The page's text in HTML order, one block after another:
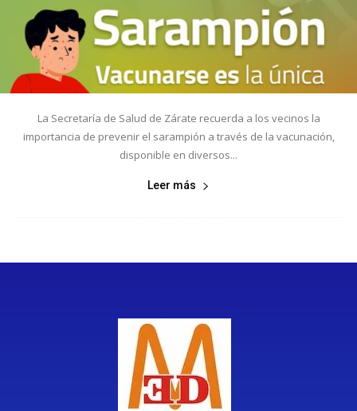
La Secretaría de Salud de Zárate recuerda a los vecinos la
importancia de prevenir el sarampión a través de la vacunación,
disponible en diversos...
Leer más